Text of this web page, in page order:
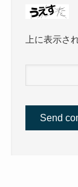
上に表示さ